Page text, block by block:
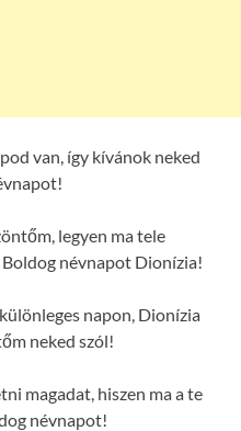
van, így kívánok neked
legyen ma tele
névnapot Dionízia!
napon, Dionízia
neked szól!
magadat, hiszen ma a te
névnapot!